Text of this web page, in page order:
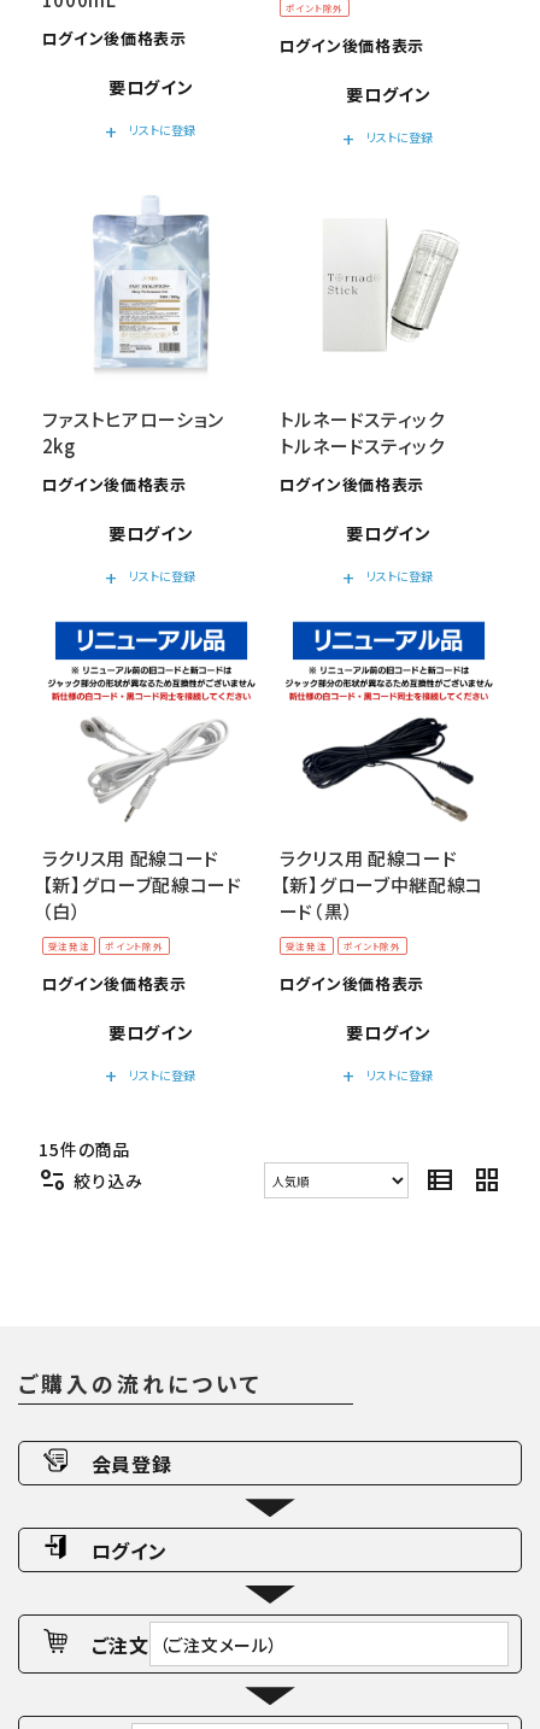
ログイン後価格表示
要ログイン
add
リストに登録
ポイント除外
ログイン後価格表示
要ログイン
add
リストに登録
ファストヒアローション
2kg
ログイン後価格表示
要ログイン
add
リストに登録
トルネードスティック
トルネードスティック
ログイン後価格表示
要ログイン
add
リストに登録
受注発注 ポイント除外
ラクリス用 配線コード
【新】グローブ配線コード
（白）
ログイン後価格表示
要ログイン
add
リストに登録
受注発注 ポイント除外
ラクリス用 配線コード
【新】グローブ中継配線コ
ード（黒）
ログイン後価格表示
要ログイン
add
リストに登録
15件の商品
page_info 絞り込み view_list grid_view
ご購入の流れについて
会員登録
ログイン
ご注文 （ご注文メール）